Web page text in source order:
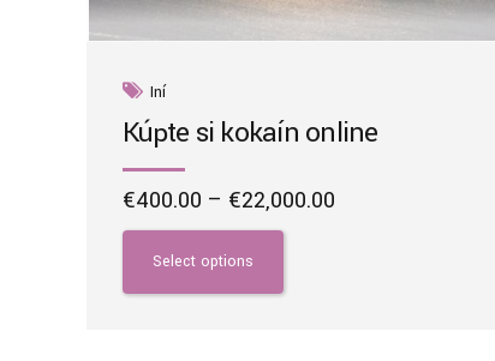
Iní
Kúpte si kokaín online
€400.00 – €22,000.00
Select options
This
product
has